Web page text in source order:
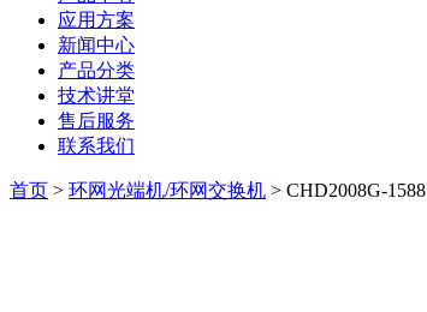
应用方案
新闻中心
产品分类
技术讲堂
售后服务
联系我们
首页 > 环网光端机/环网交换机 > CHD2008G-1588